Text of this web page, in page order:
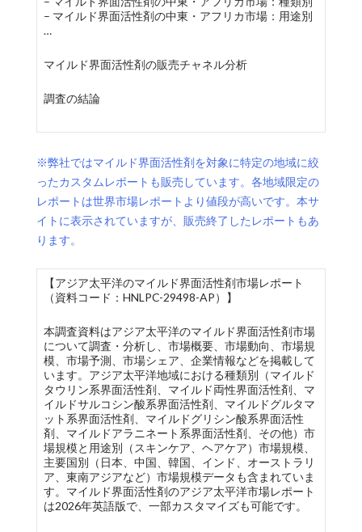
– マイルド界面活性剤の中東・アフリカ市場：用途別
…
マイルド界面活性剤の販売チャネル分析
調査の結論
※弊社ではマイルド界面活性剤を対象に特定の地域に絞
ったカスタムレポートも販売しています。各地域限定の
レポートは世界市場レポートより値段が高いです。本サ
イトに表示されていますが、販売終了したレポートもあ
ります。
【アジア太平洋のマイルド界面活性剤市場レポート
（資料コード：HNLPC-29498-AP）】
本調査資料はアジア太平洋のマイルド界面活性剤市場
について調査・分析し、市場概要、市場動向、市場規
模、市場予測、市場シェア、企業情報などを掲載して
います。アジア太平洋地域における種類別（マイルド
タウリン系界面活性剤、マイルド両性界面活性剤、マ
イルドサルコシン酸系界面活性剤、マイルドグルタマ
ット系界面活性剤、マイルドグリシン酸系界面活性
剤、マイルドアラニネート系界面活性剤、その他）市
場規模と用途別（スキンケア、ヘアケア）市場規模、
主要国別（日本、中国、韓国、インド、オーストラリ
ア、東南アジアなど）市場規模データも含まれていま
す。マイルド界面活性剤のアジア太平洋市場レポート
は2026年英語版で、一部カスタマイズも可能です。